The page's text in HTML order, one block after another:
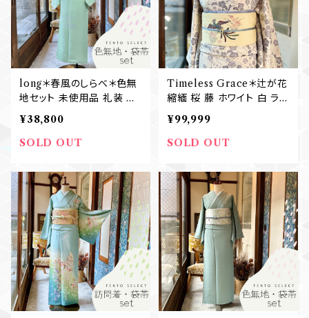
long＊春風のしらべ＊色無
地セット 未使用品 礼装 七
五三 卒業式 入学式 結婚式
色無地+袋帯 B615
¥38,800
SOLD OUT
Timeless Grace＊辻が花
縮緬 桜 藤 ホワイト 白 ラベ
ンダー 藤色 カジュアル付
下げ小紋着物 B607
¥99,999
SOLD OUT